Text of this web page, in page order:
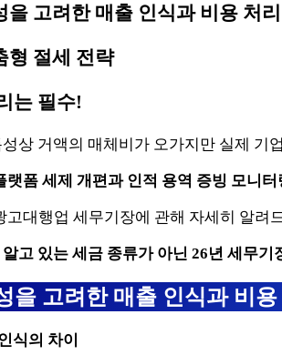
을 고려한 매출 인식과 비용 처리
형 절세 전략
는 필수!
상 거액의 매체비가 오가지만 실제 기
랫폼 세제 개편과 인적 용역 증빙 모니
고대행업 세무기장에 관해 자세히 알려
고 있는 세금 종류가 아닌 26년 세무
을 고려한 매출 인식과 비용
식의 차이